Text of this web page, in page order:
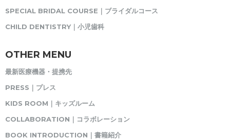
SPECIAL BRIDAL COURSE｜ブライダルコース
CHILD DENTISTRY｜小児歯科
OTHER MENU
最新医療機器・提携先
PRESS｜プレス
KIDS ROOM｜キッズルーム
COLLABORATION｜コラボレーション
BOOK INTRODUCTION｜書籍紹介